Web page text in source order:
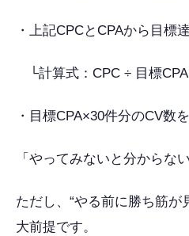
・上記CPCとCPAから目標
└計算式：CPC ÷ 目標
・目標CPA×30件分のCV数
「やってみないと分からな
ただし、“やる前に勝ち筋が
大前提です。